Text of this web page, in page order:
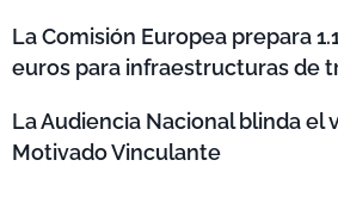
La Comisión Europea prepara
euros para infraestructuras de
La Audiencia Nacional blinda el
Motivado Vinculante